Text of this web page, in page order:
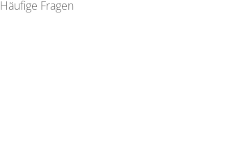
Häufige Fragen